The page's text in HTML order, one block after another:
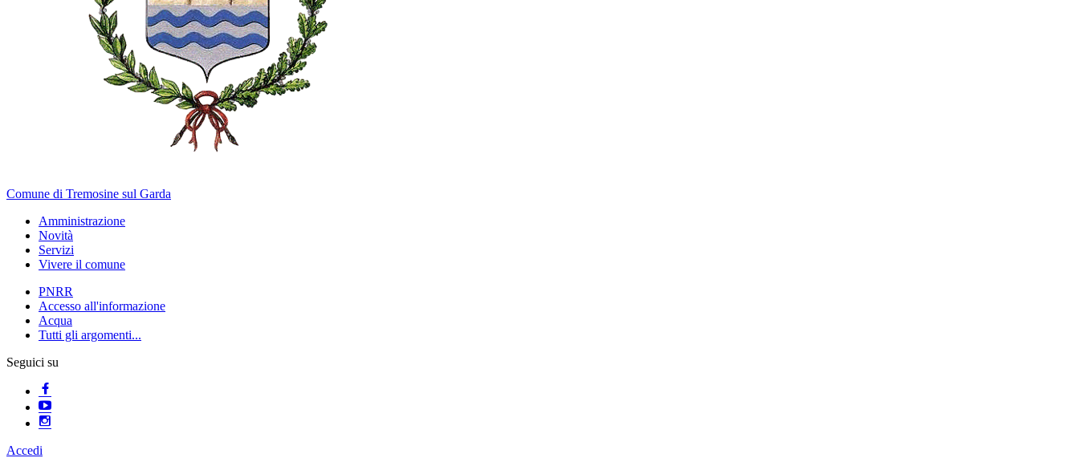
Comune di Tremosine sul Garda
Amministrazione
Novità
Servizi
Vivere il comune
PNRR
Accesso all'informazione
Acqua
Tutti gli argomenti...
Seguici su
Accedi